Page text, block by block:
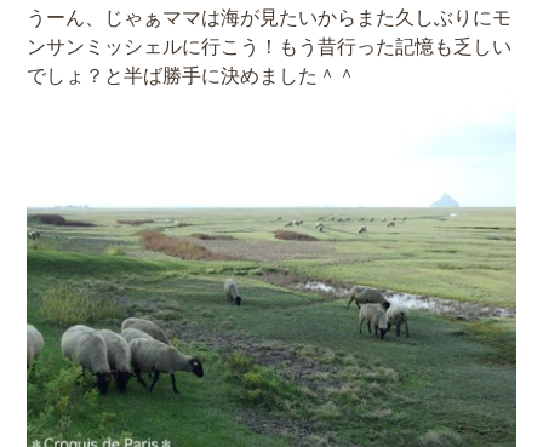
うーん、じゃぁママは海が見たいからまた久しぶりにモ
ンサンミッシェルに行こう！もう昔行った記憶も乏しい
でしょ？と半ば勝手に決めました＾＾